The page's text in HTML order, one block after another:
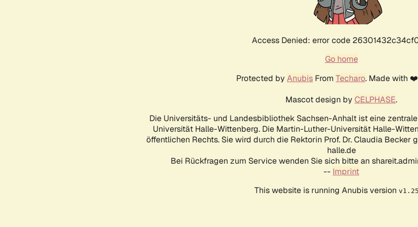
Access Denied: error code
Go home
Protected by Anubis From Techaro. Made with
Mascot design by CELPHASE.
Die Universitäts- und Landesbibliothek Sachsen-Anhalt ist eine
Universität Halle-Wittenberg. Die Martin-Luther-Universität Halle-
öffentlichen Rechts. Sie wird durch die Rektorin Prof. Dr. Claudia
halle.de
Bei Rückfragen zum Service wenden Sie sich bitte an
-- Imprint
This website is running Anubis version